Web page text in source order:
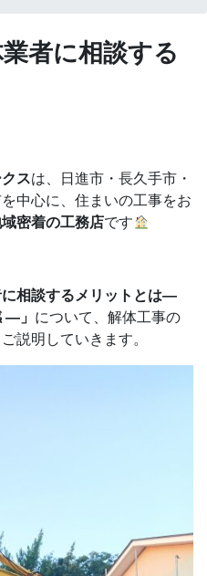
者に相談する
スは、日進市・長久手市・
中心に、住まいの工事をお
密着の工務店です
相談するメリットとは―
―」 について、解体工事の
説明していきます。
い
合
お問い合わせ